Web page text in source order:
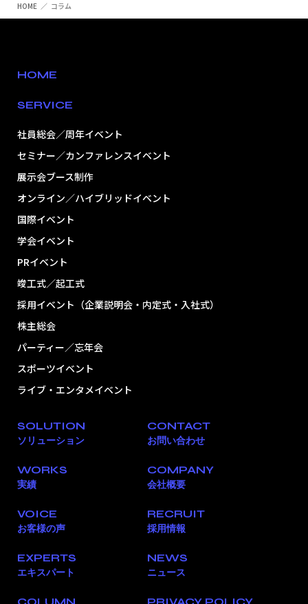
HOME コラム
HOME
SERVICE
社員総会／周年イベント
セミナー／カンファレンスイベント
展示会ブース制作
オンライン／ハイブリッドイベント
国際イベント
学会イベント
PRイベント
竣工式／起工式
採用イベント（企業説明会・内定式・入社式）
株主総会
パーティー／忘年会
スポーツイベント
ライブ・エンタメイベント
SOLUTION
ソリューション
WORKS
実績
VOICE
お客様の声
EXPERTS
エキスパート
CONTACT
お問い合わせ
COMPANY
会社概要
RECRUIT
採用情報
NEWS
ニュース